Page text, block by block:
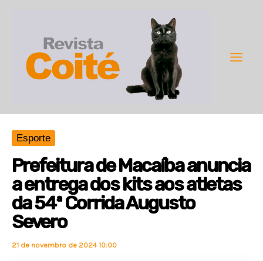
conteúdo
Esporte
Prefeitura de Macaíba anuncia
a entrega dos kits aos atletas
da 54ª Corrida Augusto
Severo
21 de novembro de 2024 10:00